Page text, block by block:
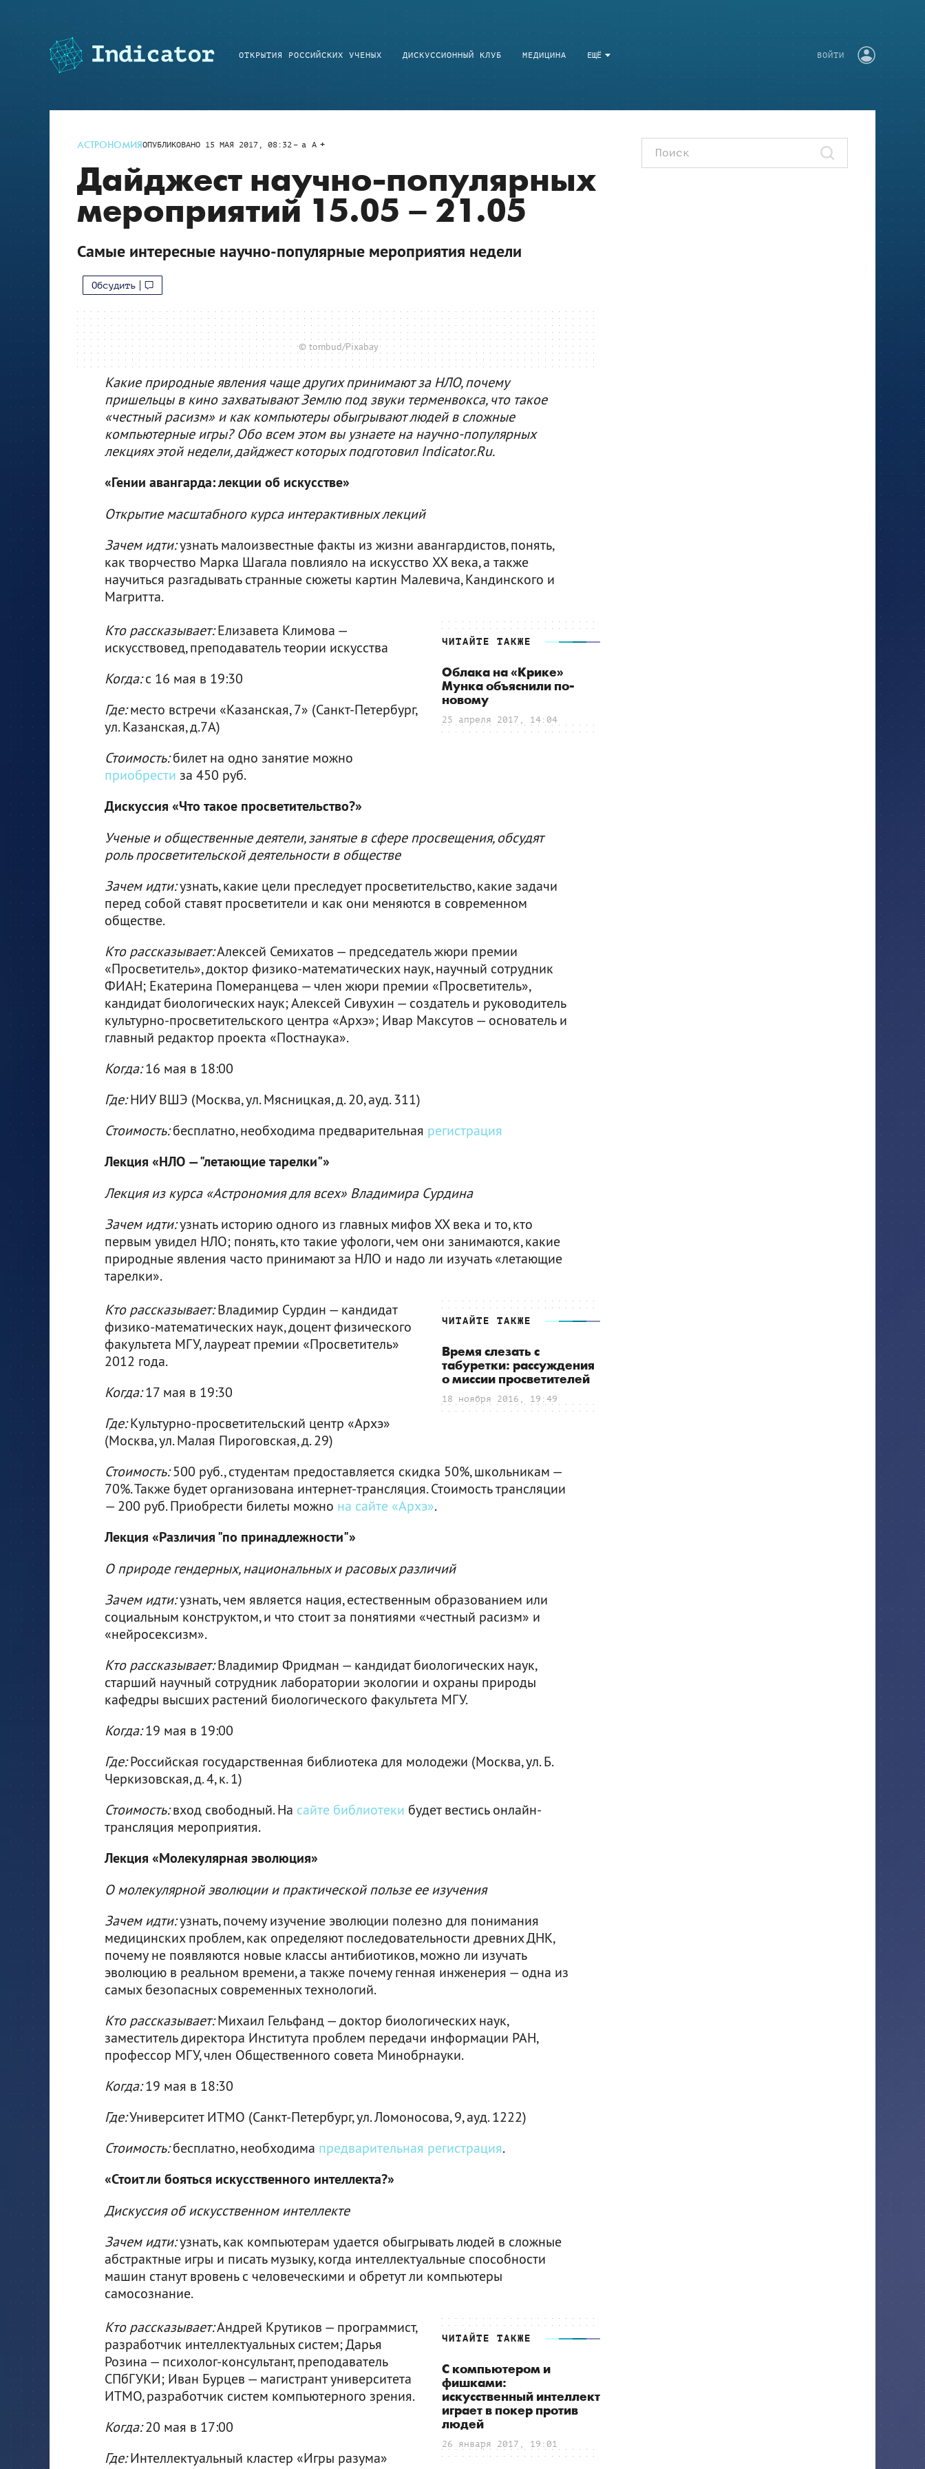
ЕЩЁ
ОТКРЫТИЯ РОССИЙСКИХ УЧЕНЫХ ДИСКУССИОННЫЙ КЛУБ МЕДИЦИНА ВОЙТИ
АСТРОНОМИЯОПУБЛИКОВАНО 15 МАЯ 2017, 08:32 a A
Дайджест научно-популярных
мероприятий 15.05 – 21.05
Самые интересные научно-популярные мероприятия недели
Обсудить
© tombud/Pixabay
Какие природные явления чаще других принимают за НЛО, почему
пришельцы в кино захватывают Землю под звуки терменвокса, что такое
«честный расизм» и как компьютеры обыгрывают людей в сложные
компьютерные игры? Обо всем этом вы узнаете на научно-популярных
лекциях этой недели, дайджест которых подготовил Indicator.Ru.
«Гении авангарда: лекции об искусстве»
Открытие масштабного курса интерактивных лекций
Зачем идти:узнать малоизвестные факты из жизни авангардистов, понять,
как творчество Марка Шагала повлияло на искусство XX века, а также
научиться разгадывать странные сюжеты картин Малевича, Кандинского и
Магритта.
ЧИТАЙТЕ ТАКЖЕ
Облака на «Крике»
Мунка объяснили по-
новому
25 апреля 2017, 14:04
Кто рассказывает:Елизавета Климова —
искусствовед, преподаватель теории искусства
Когда:с 16 мая в 19:30
Где:место встречи «Казанская, 7» (Санкт-Петербург,
ул. Казанская, д.7А)
Стоимость:билет на одно занятие можно
приобрести за 450 руб.
Дискуссия «Что такое просветительство?»
Ученые и общественные деятели, занятые в сфере просвещения, обсудят
роль просветительской деятельности в обществе
Зачем идти:узнать, какие цели преследует просветительство, какие задачи
перед собой ставят просветители и как они меняются в современном
обществе.
Кто рассказывает:Алексей Семихатов — председатель жюри премии
«Просветитель», доктор физико-математических наук, научный сотрудник
ФИАН; Екатерина Померанцева — член жюри премии «Просветитель»,
кандидат биологических наук; Алексей Сивухин — создатель и руководитель
культурно-просветительского центра «Архэ»; Ивар Максутов — основатель и
главный редактор проекта «Постнаука».
Когда:16 мая в 18:00
Где:НИУ ВШЭ (Москва, ул. Мясницкая, д. 20, ауд. 311)
Стоимость:бесплатно, необходима предварительная регистрация
Лекция «НЛО — "летающие тарелки"»
Лекция из курса «Астрономия для всех» Владимира Сурдина
Зачем идти:узнать историю одного из главных мифов ХХ века и то, кто
первым увидел НЛО; понять, кто такие уфологи, чем они занимаются, какие
природные явления часто принимают за НЛО и надо ли изучать «летающие
тарелки».
ЧИТАЙТЕ ТАКЖЕ
Время слезать с
табуретки: рассуждения
о миссии просветителей
18 ноября 2016, 19:49
Кто рассказывает:Владимир Сурдин — кандидат
физико-математических наук, доцент физического
факультета МГУ, лауреат премии «Просветитель»
2012 года.
Когда:17 мая в 19:30
Где:Культурно-просветительский центр «Архэ»
(Москва, ул. Малая Пироговская, д. 29)
Стоимость:500 руб., студентам предоставляется скидка 50%, школьникам —
70%. Также будет организована интернет-трансляция. Стоимость трансляции
— 200 руб. Приобрести билеты можно на сайте «Архэ».
Лекция «Различия "по принадлежности"»
О природе гендерных, национальных и расовых различий
Зачем идти:узнать, чем является нация, естественным образованием или
социальным конструктом, и что стоит за понятиями «честный расизм» и
«нейросексизм».
Кто рассказывает:Владимир Фридман — кандидат биологических наук,
старший научный сотрудник лаборатории экологии и охраны природы
кафедры высших растений биологического факультета МГУ.
Когда:19 мая в 19:00
Где:Российская государственная библиотека для молодежи (Москва, ул. Б.
Черкизовская, д. 4, к. 1)
Стоимость:вход свободный. На сайте библиотеки будет вестись онлайн-
трансляция мероприятия.
Лекция «Молекулярная эволюция»
О молекулярной эволюции и практической пользе ее изучения
Зачем идти:узнать, почему изучение эволюции полезно для понимания
медицинских проблем, как определяют последовательности древних ДНК,
почему не появляются новые классы антибиотиков, можно ли изучать
эволюцию в реальном времени, а также почему генная инженерия — одна из
самых безопасных современных технологий.
Кто рассказывает:Михаил Гельфанд — доктор биологических наук,
заместитель директора Института проблем передачи информации РАН,
профессор МГУ, член Общественного совета Минобрнауки.
Когда:19 мая в 18:30
Где:Университет ИТМО (Санкт-Петербург, ул. Ломоносова, 9, ауд. 1222)
Стоимость:бесплатно, необходима предварительная регистрация.
«Стоит ли бояться искусственного интеллекта?»
Дискуссия об искусственном интеллекте
Зачем идти:узнать, как компьютерам удается обыгрывать людей в сложные
абстрактные игры и писать музыку, когда интеллектуальные способности
машин станут вровень с человеческими и обретут ли компьютеры
самосознание.
ЧИТАЙТЕ ТАКЖЕ
С компьютером и
фишками:
искусственный интеллект
играет в покер против
людей
26 января 2017, 19:01
Кто рассказывает:Андрей Крутиков — программист,
разработчик интеллектуальных систем; Дарья
Розина — психолог-консультант, преподаватель
СПбГУКИ; Иван Бурцев — магистрант университета
ИТМО, разработчик систем компьютерного зрения.
Когда:20 мая в 17:00
Где:Интеллектуальный кластер «Игры разума»